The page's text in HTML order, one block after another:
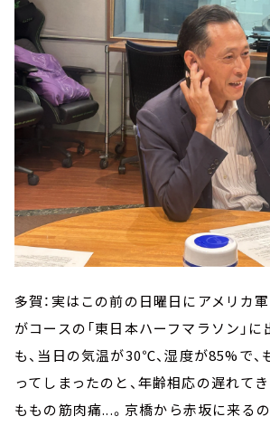
多賀：実はこの前の日曜日にアメリカ
がコースの「東日本ハーフマラソン」
も、当日の気温が30℃、湿度が85%で
ってしまったのと、年齢相応の遅れて
ももの筋肉痛...。京橋から赤坂に来る